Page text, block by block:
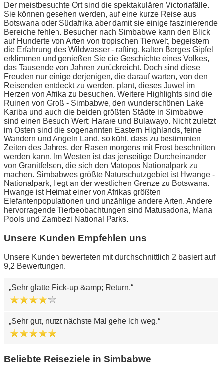
Der meistbesuchte Ort sind die spektakulären Victoriafälle.
Sie können gesehen werden, auf eine kurze Reise aus
Botswana oder Südafrika aber damit sie einige faszinierende
Bereiche fehlen. Besucher nach Simbabwe kann den Blick
auf Hunderte von Arten von tropischen Tierwelt, begeistern
die Erfahrung des Wildwasser - rafting, kalten Berges Gipfel
erklimmen und genießen Sie die Geschichte eines Volkes,
das Tausende von Jahren zurückreicht. Doch sind diese
Freuden nur einige derjenigen, die darauf warten, von den
Reisenden entdeckt zu werden, plant, dieses Juwel im
Herzen von Afrika zu besuchen. Weitere Highlights sind die
Ruinen von Groß - Simbabwe, den wunderschönen Lake
Kariba und auch die beiden größten Städte in Simbabwe
sind einen Besuch Wert: Harare und Bulawayo. Nicht zuletzt
im Osten sind die sogenannten Eastern Highlands, feine
Wandern und Angeln Land, so kühl, dass zu bestimmten
Zeiten des Jahres, der Rasen morgens mit Frost beschnitten
werden kann. Im Westen ist das jenseitige Durcheinander
von Granitfelsen, die sich den Matopos Nationalpark zu
machen. Simbabwes größte Naturschutzgebiet ist Hwange -
Nationalpark, liegt an der westlichen Grenze zu Botswana.
Hwange ist Heimat einer von Afrikas größten
Elefantenpopulationen und unzählige andere Arten. Andere
hervorragende Tierbeobachtungen sind Matusadona, Mana
Pools und Zambezi National Parks.
Unsere Kunden Empfehlen uns
Unsere Kunden bewerteten mit durchschnittlich 2 basiert auf
9,2 Bewertungen.
Sehr glatte Pick-up &amp; Return.
Sehr gut, nutzt nächste Mal gehe ich weg.
Beliebte Reiseziele in Simbabwe